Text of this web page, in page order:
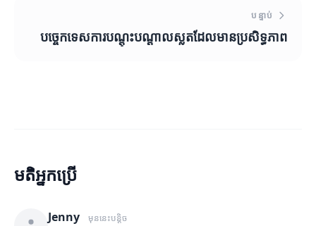
បន្ទាប់
បច្ចេកទេសការបណ្តុះបណ្តាលស្លតដែលមានប្រសិទ្ធភាព
មតិអ្នកប្រើ
Jenny មុននេះបន្តិច